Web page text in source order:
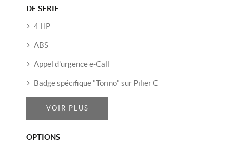
DE SÉRIE
4 HP
ABS
Appel d'urgence e-Call
Badge spécifique "Torino" sur Pilier C
VOIR PLUS
OPTIONS